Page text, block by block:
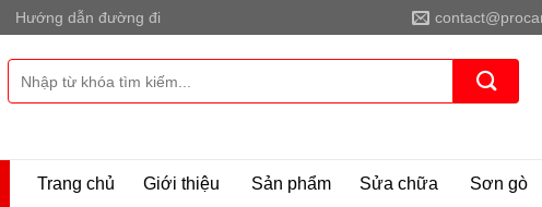
Hướng dẫn đường đi
kiếm:
Trang chủ Giới thiệu Sản phẩm Sửa chữa Sơn gò